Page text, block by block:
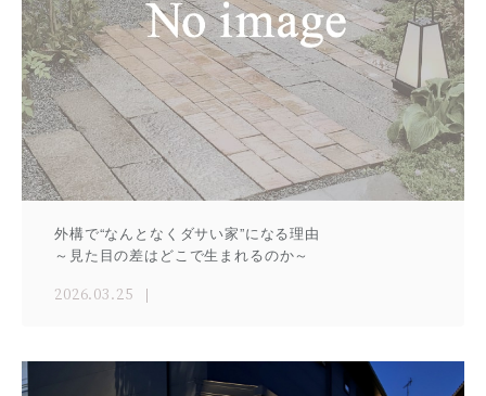
外構で“なんとなくダサい家”になる理由
～見た目の差はどこで生まれるのか～
2026.03.25